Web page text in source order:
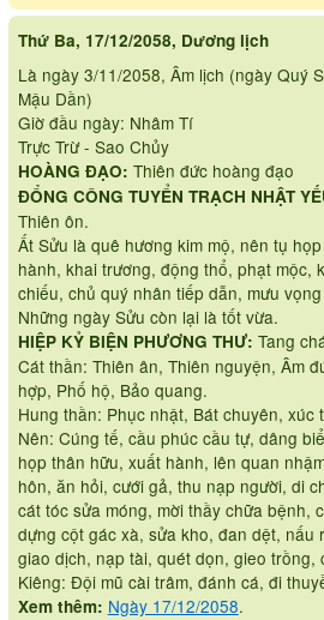
Thứ Ba, 17/12/2058, Dương lịch
Là ngày 3/11/2058, Âm lịch (ngày Quý
Mậu Dần)
Giờ đầu ngày: Nhâm Tí
Trực Trừ - Sao Chủy
HOÀNG ĐẠO: Thiên đức hoàng đạo
ĐỔNG CÔNG TUYỂN TRẠCH NHẬT
Thiên ôn.
Ất Sửu là quê hương kim mộ, nên tụ
hành, khai trương, động thổ, phạt mộc,
chiếu, chủ quý nhân tiếp dẫn, mưu
Những ngày Sửu còn lại là tốt vừa.
HIỆP KỶ BIỆN PHƯƠNG THƯ: Tang
Cát thần: Thiên ân, Thiên nguyện, Âm
hợp, Phố hộ, Bảo quang.
Hung thần: Phục nhật, Bát chuyên, xúc
Nên: Cúng tế, cầu phúc cầu tự, dâng
họp thân hữu, xuất hành, lên quan
hôn, ăn hỏi, cưới gả, thu nạp người, di
cát tóc sửa móng, mời thầy chữa bệnh,
dựng cột gác xà, sửa kho, đan dệt, nấu
giao dịch, nạp tài, quét dọn, gieo trồng,
Kiêng: Đội mũ cài trâm, đánh cá, đi
Xem thêm: Ngày 17/12/2058.